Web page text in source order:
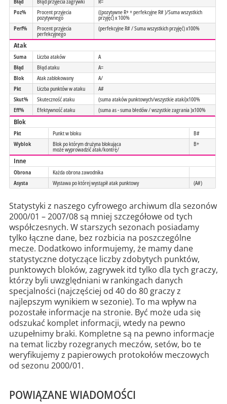
Poz%
Procent przyjecia
pozytywnego
((pozytywne R+ + perfekcyjne R# )/Suma wszystkich
przyjęć) x 100%
Perf%
Procent przyjecia
perfekcyjnego
(perfekcyjne R# / Suma wszystkich przyjęć) x100%
Atak
Suma Liczba ataków
A
Błąd
Błąd ataku
A=
Blok
Atak zablokowany
A/
Pkt
Liczba punktów w ataku
A#
Skut%
Skuteczność ataku
(suma ataków punktowych/wszystkie ataki)x100%
Eff%
Efektywność ataku (suma as - suma błedów / wszystkie zagrania )x100%
Blok
Pkt Punkt w bloku
B#
Wyblok
Blok po którym drużyna blokująca
może wyprowadzić atak/kontrę/
B+
Inne
Obrona
Każda obrona zawodnika
Asysta
Wystawa po której wystąpił atak punktowy (A#)
Statystyki z naszego cyfrowego archiwum dla sezonów
2000/01 – 2007/08 są mniej szczegółowe od tych
współczesnych. W starszych sezonach posiadamy
tylko łączne dane, bez rozbicia na poszczególne
mecze. Dodatkowo informujemy, że mamy dane
statystyczne dotyczące liczby zdobytych punktów,
punktowych bloków, zagrywek itd tylko dla tych graczy,
którzy byli uwzględniani w rankingach danych
specjalności (najczęściej od 40 do 80 graczy z
najlepszym wynikiem w sezonie). To ma wpływ na
pozostałe informacje na stronie. Być może uda się
odszukać komplet informacji, wtedy na pewno
uzupełnimy braki. Kompletne są na pewno informacje
na temat liczby rozegranych meczów, setów, bo te
weryfikujemy z papierowych protokołów meczowych
od sezonu 2000/01.
POWIĄZANE WIADOMOŚCI